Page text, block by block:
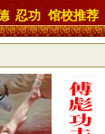
忍功 馆校推荐